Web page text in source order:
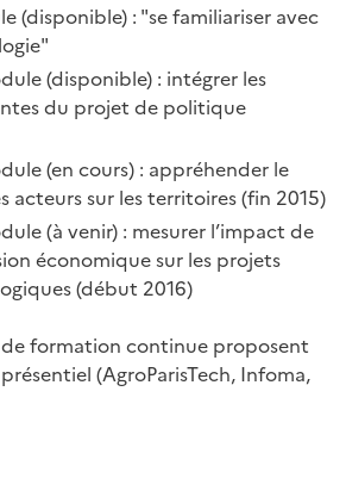
(disponible) : "se familiariser avec
(disponible) : intégrer les
du projet de politique
(en cours) : appréhender le
acteurs sur les territoires (fin 2015)
(à venir) : mesurer l’impact de
économique sur les projets
(début 2016)
de formation continue proposent
(AgroParisTech, Infoma,